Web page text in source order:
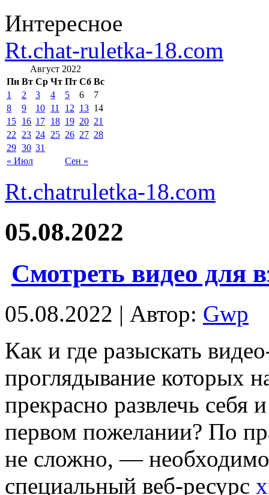
Интересное
Rt.chat-ruletka-18.com
Август 2022
Пн Вт Ср Чт Пт Сб Вс
« Июл Сен »
1 2 3 4 5 6
7
8
9 10 11 12 13 14
15 16 17 18 19 20 21
22
23 24 25 26 27 28
29 30 31
Rt.chatruletka-18.com
05.08.2022
Смотреть видео для
05.08.2022 | Автор: Gwp
Кaк и гдe разыскать
проглядывание которых
прекрасно развлечь себя
первом пожелании? По
не сложно, — необходимо
специальный веб-ресурс